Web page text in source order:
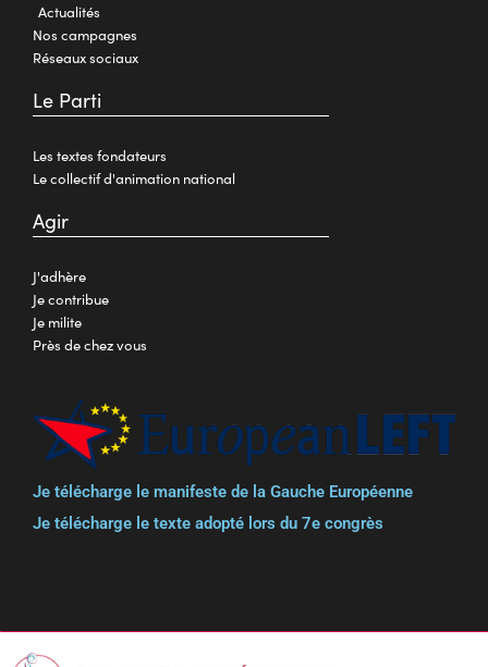
Actualités
Nos campagnes
Réseaux sociaux
Le Parti
Les textes fondateurs
Le collectif d'animation national
Agir
J'adhère
Je contribue
Je milite
Près de chez vous
Je télécharge le manifeste de la Gauche Européenne
Je télécharge le texte adopté lors du 7e congrès